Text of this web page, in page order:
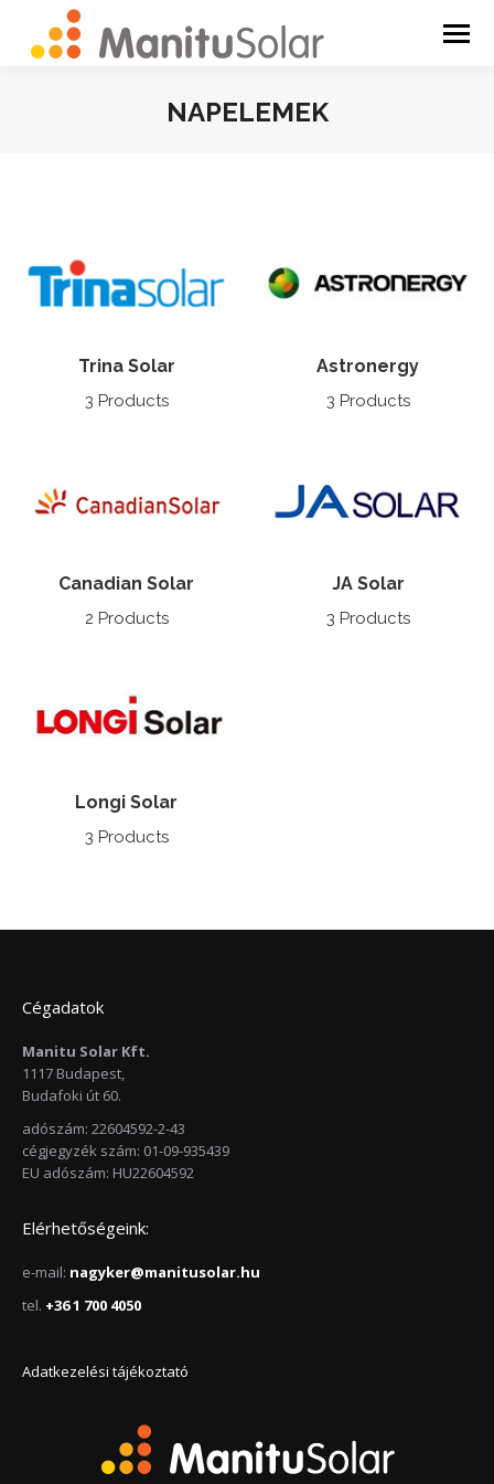
NAPELEMEK
Trina Solar
3 Products
Astronergy
3 Products
Canadian Solar
2 Products
JA Solar
3 Products
Longi Solar
3 Products
Cégadatok
Manitu Solar Kft.
1117 Budapest,
Budafoki út 60.
adószám: 22604592-2-43
cégjegyzék szám: 01-09-935439
EU adószám: HU22604592
Elérhetőségeink:
e-mail: nagyker@manitusolar.hu
tel. +36 1 700 4050
Adatkezelési tájékoztató